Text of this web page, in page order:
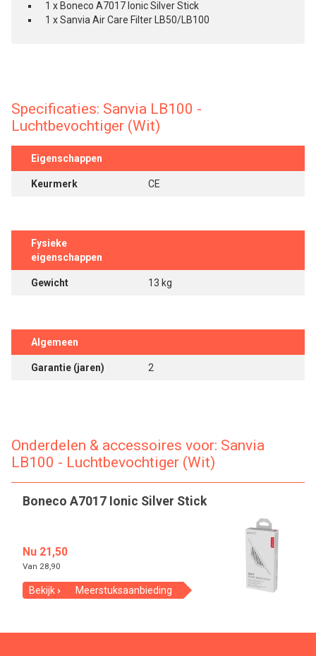
1 x Boneco A7017 Ionic Silver Stick
1 x Sanvia Air Care Filter LB50/LB100
Specificaties: Sanvia LB100 -
Luchtbevochtiger (Wit)
Eigenschappen
Keurmerk CE
Fysieke
eigenschappen
Gewicht 13 kg
Algemeen
Garantie (jaren) 2
Onderdelen & accessoires voor: Sanvia
LB100 - Luchtbevochtiger (Wit)
Boneco A7017 Ionic Silver Stick
Nu 21,50
Van 28,90
Bekijk Meerstuksaanbieding